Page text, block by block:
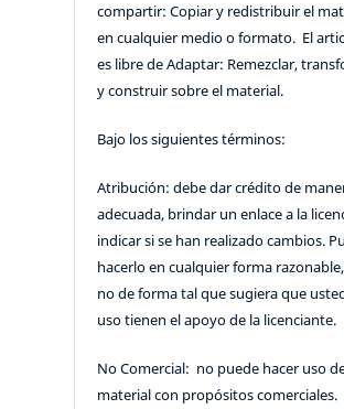
compartir: Copiar y redistribuir el
en cualquier medio o formato. El
es libre de Adaptar: Remezclar,
y construir sobre el material.
Bajo los siguientes términos:
Atribución: debe dar crédito de
adecuada, brindar un enlace a la
indicar si se han realizado cambios.
hacerlo en cualquier forma
no de forma tal que sugiera que
uso tienen el apoyo de la licenciante.
No Comercial: no puede hacer uso
material con propósitos comerciales.